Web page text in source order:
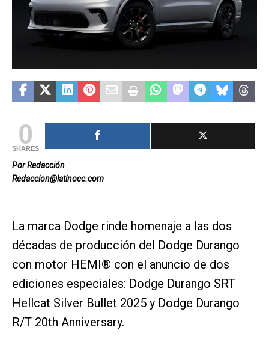
0
SHARES
Por Redacción
Redaccion@latinocc.com
La marca Dodge rinde homenaje a las dos
décadas de producción del Dodge Durango
con motor HEMI® con el anuncio de dos
ediciones especiales: Dodge Durango SRT
Hellcat Silver Bullet 2025 y Dodge Durango
R/T 20th Anniversary.